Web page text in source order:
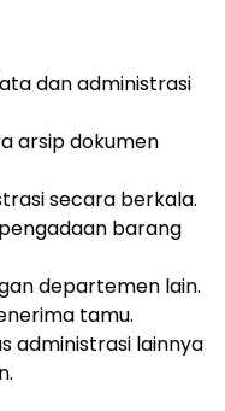
dan administrasi
arsip dokumen
secara berkala.
barang
departemen lain.
tamu.
administrasi lainnya